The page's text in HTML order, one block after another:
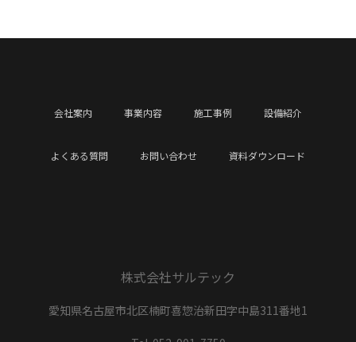
会社案内 事業内容 施工事例 設備紹介
よくある質問 お問い合わせ 資料ダウンロード
株式会社サルテック
愛知県名古屋市北区楠町喜惣治新田字中島311番地1